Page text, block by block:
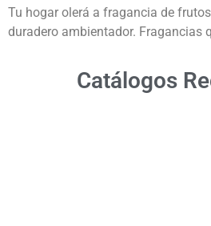
Tu hogar olerá a fragancia de
duradero ambientador. Fragancias
Catálogos